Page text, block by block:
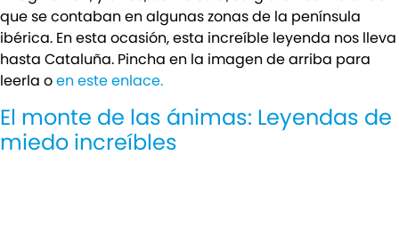
que se contaban en algunas zonas de la península
ibérica. En esta ocasión, esta increíble leyenda nos lleva
hasta Cataluña. Pincha en la imagen de arriba para
leerla oen este enlace.
El monte de las ánimas: Leyendas de
miedo increíbles